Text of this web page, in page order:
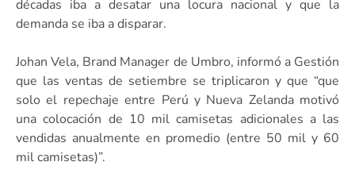
décadas iba a desatar una locura nacional y que la
demanda se iba a disparar.
Johan Vela, Brand Manager de Umbro, informó a Gestión
que las ventas de setiembre se triplicaron y que “que
solo el repechaje entre Perú y Nueva Zelanda motivó
una colocación de 10 mil camisetas adicionales a las
vendidas anualmente en promedio (entre 50 mil y 60
mil camisetas)”.